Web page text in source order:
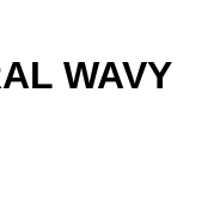
WAVY